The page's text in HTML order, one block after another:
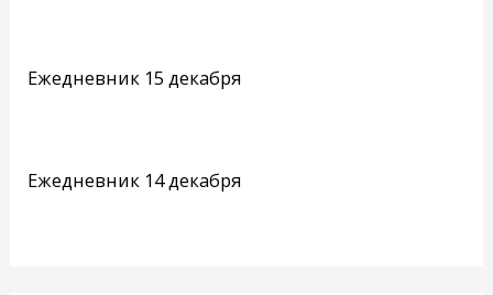
Ежедневник 15 декабря
Ежедневник 14 декабря